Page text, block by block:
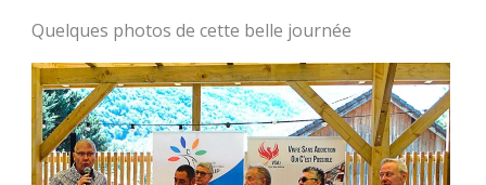
Quelques photos de cette belle journée